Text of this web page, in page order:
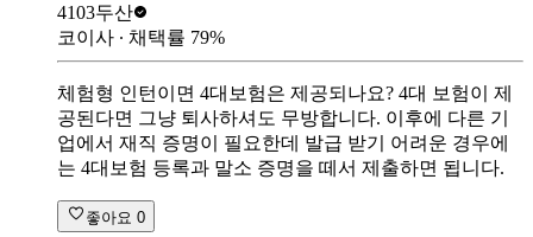
4103두산
코이사 ∙ 채택률 79%
체험형 인턴이면 4대보험은 제공되나요? 4대 보험이 제
공된다면 그냥 퇴사하셔도 무방합니다. 이후에 다른 기
업에서 재직 증명이 필요한데 발급 받기 어려운 경우에
는 4대보험 등록과 말소 증명을 떼서 제출하면 됩니다.
좋아요 0